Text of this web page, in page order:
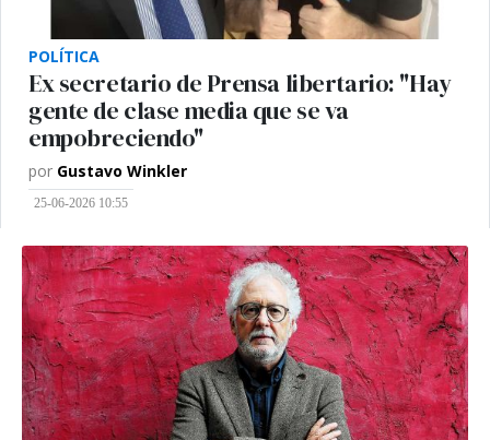
POLÍTICA
Ex secretario de Prensa libertario: "Hay
gente de clase media que se va
empobreciendo"
por Gustavo Winkler
25-06-2026 10:55